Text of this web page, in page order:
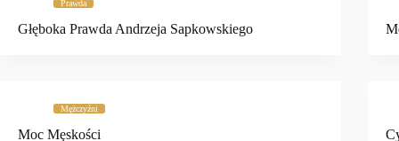
Prawda
Głęboka Prawda Andrzeja Sapkowskiego
Mężczyźni
Moc Męskości